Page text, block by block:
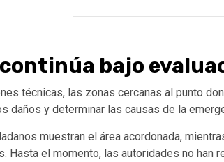
bajo
técnicas, las zonas cercanas al punto
daños y determinar las causas de la
muestran el área acordonada,
Hasta el momento, las autoridades no han